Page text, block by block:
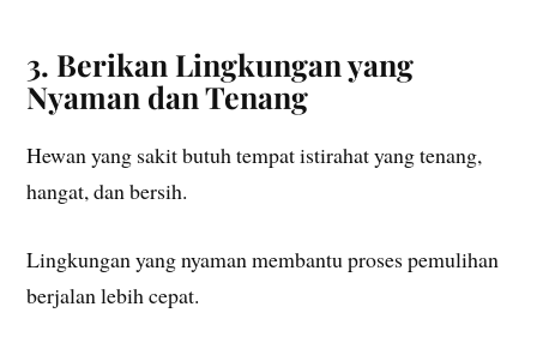
3. Berikan Lingkungan yang
Nyaman dan Tenang
Hewan yang sakit butuh tempat istirahat yang tenang,
hangat, dan bersih.
Lingkungan yang nyaman membantu proses pemulihan
berjalan lebih cepat.